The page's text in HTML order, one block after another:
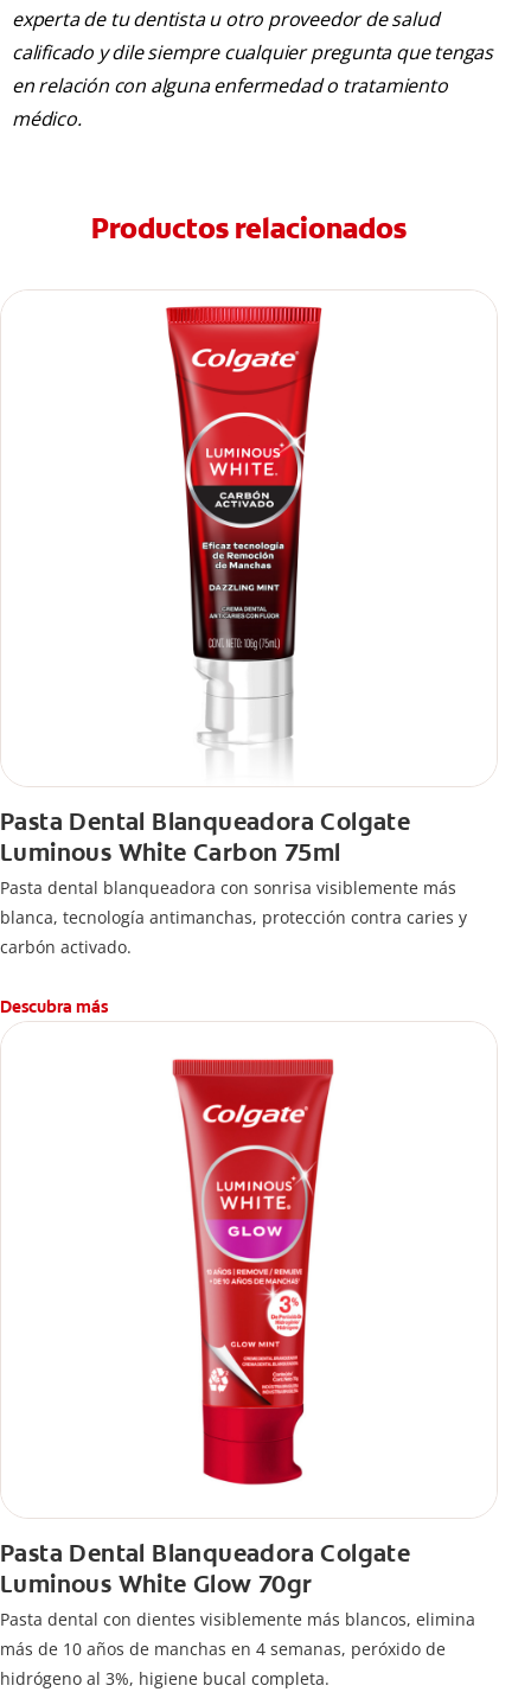
experta de tu dentista u otro proveedor de salud
calificado y dile siempre cualquier pregunta que tengas
en relación con alguna enfermedad o tratamiento
médico.
Productos relacionados
Pasta Dental Blanqueadora Colgate
Luminous White Carbon 75ml
Pasta dental blanqueadora con sonrisa visiblemente más
blanca, tecnología antimanchas, protección contra caries y
carbón activado.
Descubra más
Pasta Dental Blanqueadora Colgate
Luminous White Glow 70gr
Pasta dental con dientes visiblemente más blancos, elimina
más de 10 años de manchas en 4 semanas, peróxido de
hidrógeno al 3%, higiene bucal completa.